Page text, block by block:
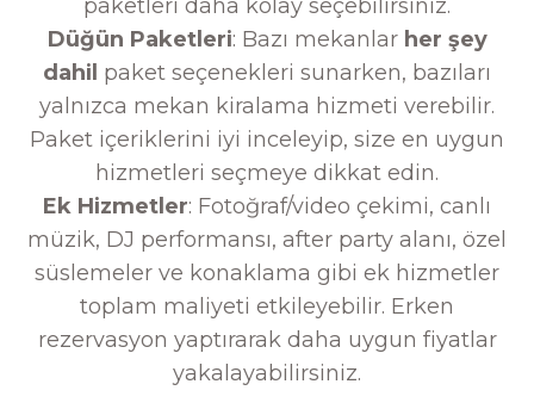
paketleri daha kolay seçebilirsiniz.
Düğün Paketleri: Bazı mekanlar her şey
dahil paket seçenekleri sunarken, bazıları
yalnızca mekan kiralama hizmeti verebilir.
Paket içeriklerini iyi inceleyip, size en uygun
hizmetleri seçmeye dikkat edin.
Ek Hizmetler: Fotoğraf/video çekimi, canlı
müzik, DJ performansı, after party alanı, özel
süslemeler ve konaklama gibi ek hizmetler
toplam maliyeti etkileyebilir. Erken
rezervasyon yaptırarak daha uygun fiyatlar
yakalayabilirsiniz.